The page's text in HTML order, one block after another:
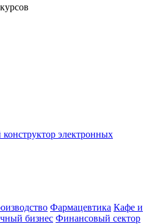
электронных
Фармацевтика Кафе и
бизнес Финансовый сектор